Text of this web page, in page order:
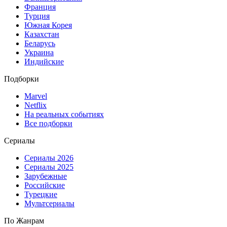
Франция
Турция
Южная Корея
Казахстан
Беларусь
Украина
Индийские
Подборки
Marvel
Netflix
На реальных событиях
Все подборки
Сериалы
Сериалы 2026
Сериалы 2025
Зарубежные
Российские
Турецкие
Мультсериалы
По Жанрам